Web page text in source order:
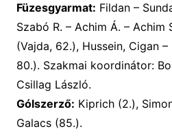
Füzesgyarmat: Fildan –
Szabó R. – Achim Á. – Achim
(Vajda, 62.), Hussein, Cigan
80.). Szakmai koordinátor:
Csillag László.
Gólszerző: Kiprich (2.),
Galacs (85.).